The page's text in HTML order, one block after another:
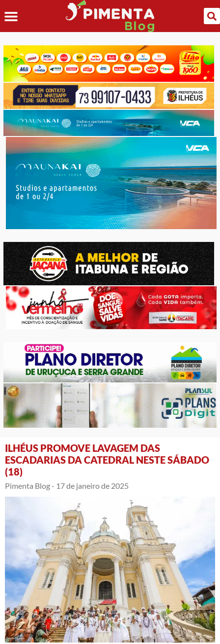
ILHÉUS PROMOVE LAVAGEM DAS
ESCADARIAS DA CATEDRAL NESTE SÁBADO
(18)
Pimenta Blog - 17 de janeiro de 2025